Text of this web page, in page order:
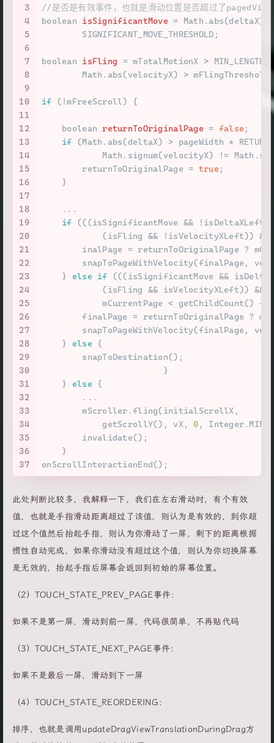
3
4
5
6
7
8
9
10
11
12
13
14
15
16
17
18
19
20
21
22
23
24
25
26
27
28
29
30
31
32
33
34
35
36
37
//是否是有效事件，也就是滑动位置是否超过了pagedView
boolean isSignificantMove = Math.abs(deltaX)
        SIGNIFICANT_MOVE_THRESHOLD;
boolean isFling = mTotalMotionX >
Math.abs(velocityX) >
if (!mFreeScroll) {
boolean returnToOriginalPage = false;
if (Math.abs(deltaX) > pageWidth *
Math.signum(velocityX) !=
        returnToOriginalPage =
true;
    }
    ...
if (((isSignificantMove &&
(isFling && !isVelocityXLeft))
inalPage = returnToOriginalPage ?
snapToPageWithVelocity(finalPage,
    }
else if (((isSignificantMove &&
            (isFling && isVelocityXLeft)) &&
            mCurrentPage < getChildCount() -
finalPage = returnToOriginalPage ?
snapToPageWithVelocity(finalPage,
    }
else {
        snapToDestination();
                        }
    }
else {
        ...
        mScroller.fling(initialScrollX,
            getScrollY(), vX,
0 ,
        invalidate();
    }
onScrollInteractionEnd();
此处判断比较多，我解释一下，我们在左右滑动时，有个有效
值，也就是手指滑动距离超过了该值，则认为是有效的，到你超
过这个值然后抬起手指，则认为你滑动了一屏，剩下的距离根据
惯性自动完成，如果你滑动没有超过这个值，则认为你切换屏幕
是无效的，抬起手指后屏幕会返回到初始的屏幕位置。
（2）TOUCH_STATE_PREV_PAGE事件：
如果不是第一屏，滑动到前一屏，代码很简单，不再贴代码
（3）TOUCH_STATE_NEXT_PAGE事件：
如果不是最后一屏，滑动到下一屏
（4）TOUCH_STATE_REORDERING：
排序，也就是调用updateDragViewTranslationDuringDrag方